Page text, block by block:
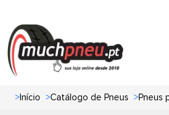
Início
>Início >Catálogo de Pneus >Pneus